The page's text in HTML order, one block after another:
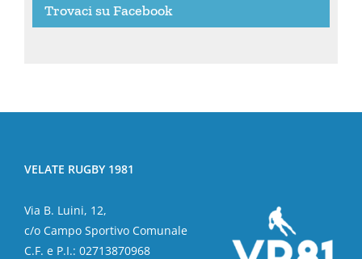
Trovaci su Facebook
VELATE RUGBY 1981
Via B. Luini, 12,
c/o Campo Sportivo Comunale
C.F. e P.I.: 02713870968